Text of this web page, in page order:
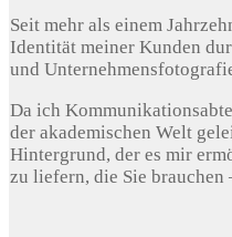
Seit mehr als einem
Identität meiner Kunden
und
Da ich
der akademischen Welt
Hintergrund, der es mir
zu liefern, die Sie brauchen